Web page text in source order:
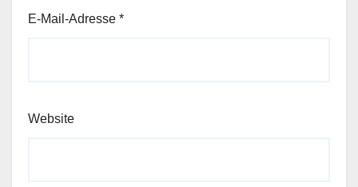
E-Mail-Adresse *
Website